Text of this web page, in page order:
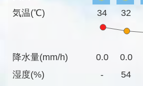
気温(℃)
降水量(mm/h)
湿度(%)
34 32
0.0 0.0
-
54